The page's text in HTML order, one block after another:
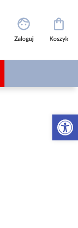
Otwórz
Zaloguj Koszyk